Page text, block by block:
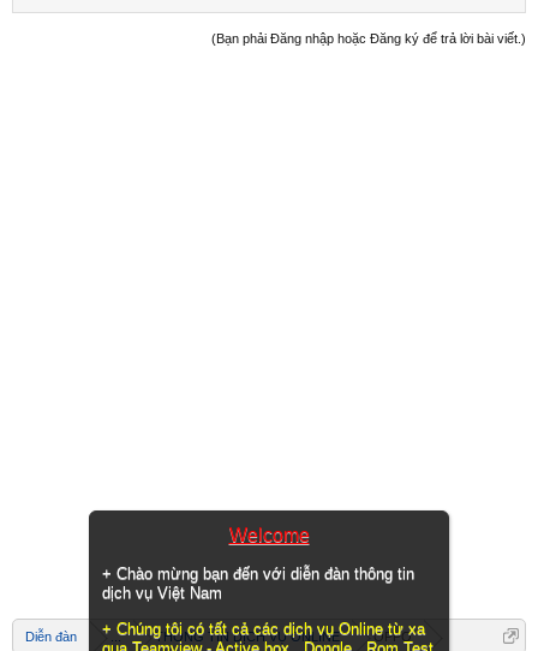
Welcome
+ Chào mừng bạn đến với diễn đàn thông tin
dịch vụ Việt Nam
+ Chúng tôi có tất cả các dịch vụ Online từ xa
(Bạn phải Đăng nhập hoặc Đăng ký để trả lời bài viết.)
Diễn đàn ... THÔNG TIN DỊCH VỤ ONLINE OPPO